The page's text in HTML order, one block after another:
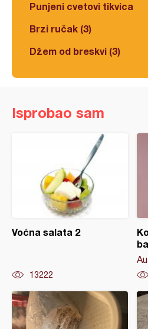
Punjeni cvetovi tikvica
Brzi ručak (3)
Džem od breskvi (3)
Isprobao sam
Voćna salata 2
13222